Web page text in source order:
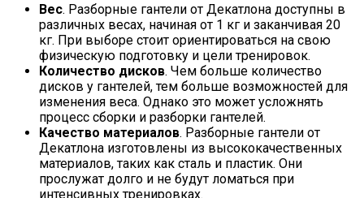
Вес. Разборные гантели от Декатлона доступны в
различных весах, начиная от 1 кг и заканчивая 20
кг. При выборе стоит ориентироваться на свою
физическую подготовку и цели тренировок.
Количество дисков. Чем больше количество
дисков у гантелей, тем больше возможностей для
изменения веса. Однако это может усложнять
процесс сборки и разборки гантелей.
Качество материалов. Разборные гантели от
Декатлона изготовлены из высококачественных
материалов, таких как сталь и пластик. Они
прослужат долго и не будут ломаться при
интенсивных тренировках.